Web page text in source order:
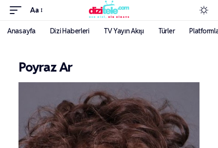
Aa
Anasayfa Dizi Haberleri TV Yayın Akışı Türler
Poyraz Ar